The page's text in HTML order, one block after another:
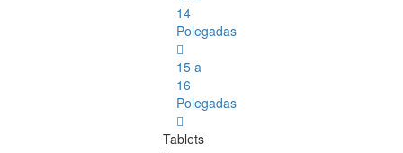
14
Polegadas
15 a
16
Polegadas
Tablets